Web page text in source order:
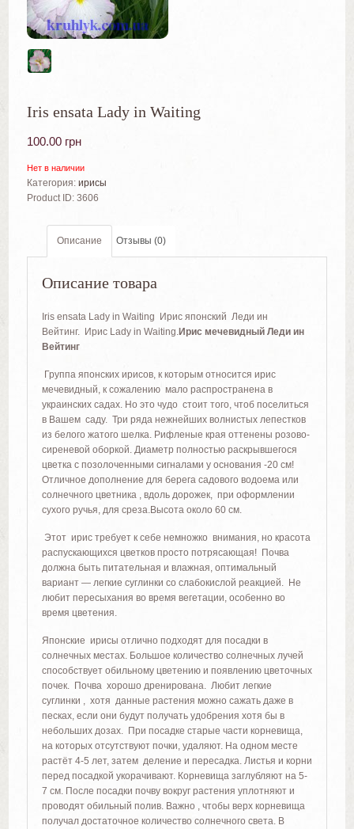
Iris ensata Lady in Waiting
100.00 грн
Нет в наличии
Категория: ирисы
Product ID: 3606
Описание Отзывы (0)
Описание товара
Iris ensata Lady in Waiting Ирис японский Леди ин
Вейтинг. Ирис Lady in Waiting.Ирис мечевидный Леди ин
Вейтинг
Группа японских ирисов, к которым относится ирис
мечевидный, к сожалению мало распространена в
украинских садах. Но это чудо стоит того, чтоб поселиться
в Вашем саду. Три ряда нежнейших волнистых лепестков
из белого жатого шелка. Рифленые края оттенены розово-
сиреневой оборкой. Диаметр полностью раскрывшегося
цветка с позолоченными сигналами у основания -20 см!
Отличное дополнение для берега садового водоема или
солнечного цветника , вдоль дорожек, при оформлении
сухого ручья, для среза.Высота около 60 см.
Этот ирис требует к себе немножко внимания, но красота
распускающихся цветков просто потрясающая! Почва
должна быть питательная и влажная, оптимальный
вариант — легкие суглинки со слабокислой реакцией. Не
любит пересыхания во время вегетации, особенно во
время цветения.
Японские ирисы отлично подходят для посадки в
солнечных местах. Большое количество солнечных лучей
способствует обильному цветению и появлению цветочных
почек. Почва хорошо дренирована. Любит легкие
суглинки , хотя данные растения можно сажать даже в
песках, если они будут получать удобрения хотя бы в
небольших дозах. При посадке старые части корневища,
на которых отсутствуют почки, удаляют. На одном месте
растёт 4-5 лет, затем деление и пересадка. Листья и корни
перед посадкой укорачивают. Корневища заглубляют на 5-
7 см. После посадки почву вокруг растения уплотняют и
проводят обильный полив. Важно , чтобы верх корневища
получал достаточное количество солнечного света. В